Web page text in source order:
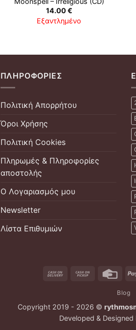
14.00€
Εξαντλημένο
ΠΛΗΡΟΦΟΡΊΕΣ
Πολιτική Απορρήτου
Όροι Χρήσης
Πολιτική Cookies
Πληρωμές & Πληροφορίες
αποστολής
Ο Λογαριασμός μου
Newsletter
Λίστα Επιθυμιών
Cash
Cash
Blog
Copyright 2019 - 2026 ©
Developed & Designed